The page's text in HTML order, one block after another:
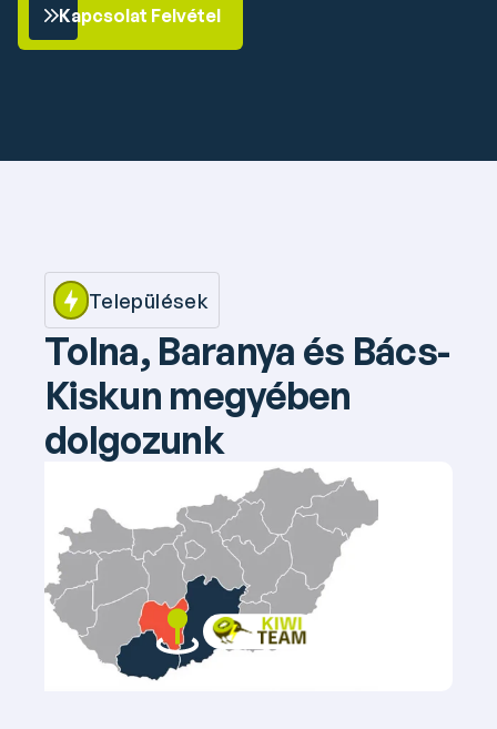
Kapcsolat Felvétel
Települések
Tolna, Baranya és Bács-
Kiskun megyében
dolgozunk